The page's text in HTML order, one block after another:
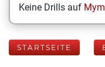
Keine Drills auf
STARTSEITE